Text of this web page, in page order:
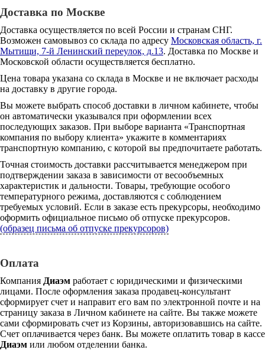
Доставка по Москве
Доставка осуществляется по всей России и странам СНГ.
Возможен самовывоз со склада по адресу Московская область, г.
Мытищи, 7-й Ленинский переулок, д.13. Доставка по Москве и
Московской области осуществляется бесплатно.
Цена товара указана со склада в Москве и не включает расходы
на доставку в другие города.
Вы можете выбрать способ доставки в личном кабинете, чтобы
он автоматически указывался при оформлении всех
последующих заказов. При выборе варианта «Транспортная
компания по выбору клиента» укажите в комментариях
транспортную компанию, с которой вы предпочитаете работать.
Точная стоимость доставки рассчитывается менеджером при
подтверждении заказа в зависимости от весообъемных
характеристик и дальности. Товары, требующие особого
температурного режима, доставляются с соблюдением
требуемых условий. Если в заказе есть прекурсоры, необходимо
оформить официальное письмо об отпуске прекурсоров.
(образец письма об отпуске прекурсоров)
Оплата
Компания Диаэм работает с юридическими и физическими
лицами. После оформления заказа продавец-консультант
сформирует счет и направит его вам по электронной почте и на
страницу заказа в Личном кабинете на сайте. Вы также можете
сами сформировать счет из Корзины, авторизовавшись на сайте.
Счет оплачивается через банк. Вы можете оплатить товар в кассе
Диаэм или любом отделении банка.